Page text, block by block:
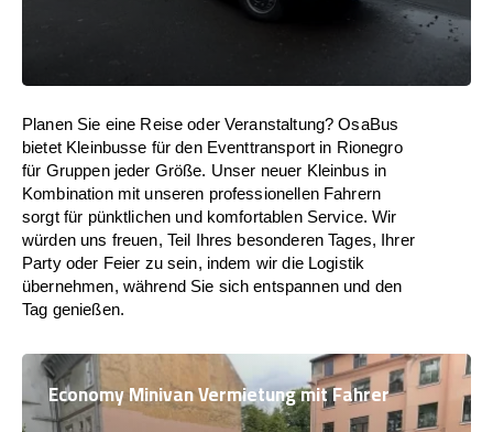
Planen Sie eine Reise oder Veranstaltung? OsaBus
bietet Kleinbusse für den Eventtransport in Rionegro
für Gruppen jeder Größe. Unser neuer Kleinbus in
Kombination mit unseren professionellen Fahrern
sorgt für pünktlichen und komfortablen Service. Wir
würden uns freuen, Teil Ihres besonderen Tages, Ihrer
Party oder Feier zu sein, indem wir die Logistik
übernehmen, während Sie sich entspannen und den
Tag genießen.
Economy Minivan Vermietung mit Fahrer